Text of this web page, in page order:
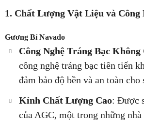
1. Chất Lượng Vật Liệu và Công
Gương Bỉ Navado
Công Nghệ Tráng Bạc Không
công nghệ tráng bạc tiên tiến
đảm bảo độ bền và an toàn cho
Kính Chất Lượng Cao: Được
của AGC, một trong những